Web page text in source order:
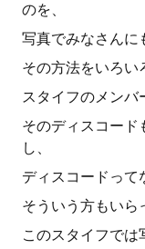
のを、
写真でみなさんに
その方法をいろい
スタイフのメンバ
そのディスコード
し、
ディスコードって
そういう方もいら
このスタイフでは